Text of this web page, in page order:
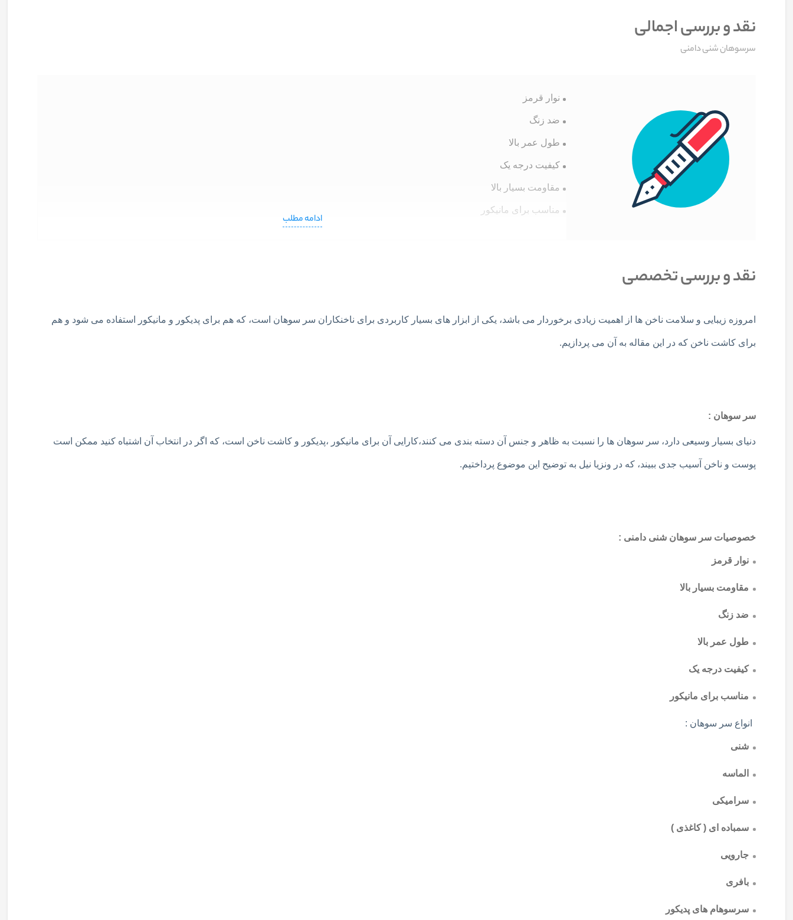
نقد و بررسی اجمالی
سرسوهان شنی دامنی
نوار قرمز
ضد زنگ
طول عمر بالا
کیفیت درجه یک
مقاومت بسیار بالا
مناسب برای مانیکور
ادامه مطلب
نقد و بررسی تخصصی
امروزه زیبایی و سلامت ناخن ها از اهمیت زیادی برخوردار می باشد، یکی از ابزار های بسیار کاربردی برای ناخنکاران سر سوهان است، که هم برای پدیکور و مانیکور استفاده می شود و هم
برای کاشت ناخن که در این مقاله به آن می پردازیم.
سر سوهان :
دنیای بسیار وسیعی دارد، سر سوهان ها را نسبت به ظاهر و جنس آن دسته بندی می کنند،کارایی آن برای مانیکور ،پدیکور و کاشت ناخن است، که اگر در انتخاب آن اشتباه کنید ممکن است
پوست و ناخن آسیب جدی ببیند، که در ونزیا نیل به توضیح این موضوع پرداختیم.
خصوصیات سر سوهان شنی دامنی :
نوار قرمز
مقاومت بسیار بالا
ضد زنگ
طول عمر بالا
کیفیت درجه یک
مناسب برای مانیکور
انواع سر سوهان :
شنی
الماسه
سرامیکی
سمباده ای ( کاغذی )
جارویی
بافری
سرسوهام های پدیکور